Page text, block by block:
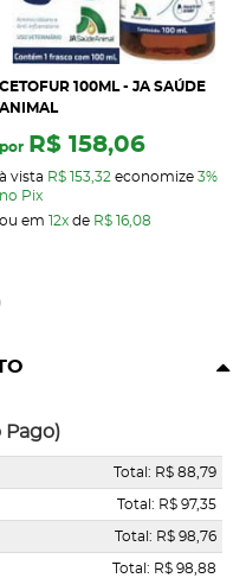
CETOFUR 100ML - JA SAÚDE
ANIMAL
por R$ 158,06
à vista R$ 153,32 economize 3%
no Pix
ou em
12x de R$ 16,08
Pago)
Total: R$ 88,79
Total: R$ 97,35
Total: R$ 98,76
Total: R$ 98,88